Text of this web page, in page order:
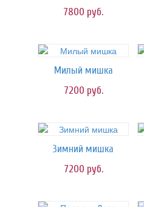
7800 руб.
Милый мишка
7200 руб.
Зимний мишка
7200 руб.